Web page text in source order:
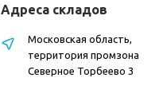
Адреса складов
Московская область,
территория промзона
Северное Торбеево 3